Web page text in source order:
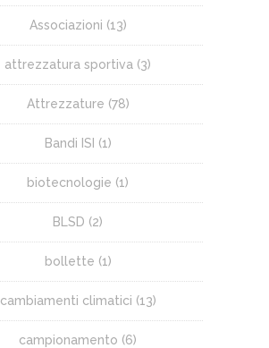
Associazioni (13)
attrezzatura sportiva (3)
Attrezzature (78)
Bandi ISI (1)
biotecnologie (1)
BLSD (2)
bollette (1)
cambiamenti climatici (13)
campionamento (6)